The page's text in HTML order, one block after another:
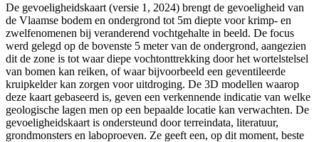
De gevoeligheidskaart (versie 1, 2024) brengt de gevoeligheid van
de Vlaamse bodem en ondergrond tot 5m diepte voor krimp- en
zwelfenomenen bij veranderend vochtgehalte in beeld. De focus
werd gelegd op de bovenste 5 meter van de ondergrond, aangezien
dit de zone is tot waar diepe vochtonttrekking door het wortelstelsel
van bomen kan reiken, of waar bijvoorbeeld een geventileerde
kruipkelder kan zorgen voor uitdroging. De 3D modellen waarop
deze kaart gebaseerd is, geven een verkennende indicatie van welke
geologische lagen men op een bepaalde locatie kan verwachten. De
gevoeligheidskaart is ondersteund door terreindata, literatuur,
grondmonsters en laboproeven. Ze geeft een, op dit moment, beste